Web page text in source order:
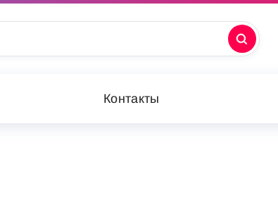
Контакты